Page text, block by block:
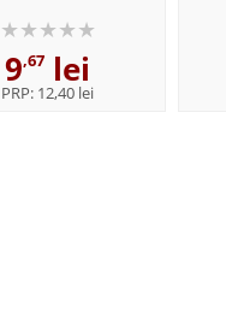
9,67 lei
PRP: 12,40 lei